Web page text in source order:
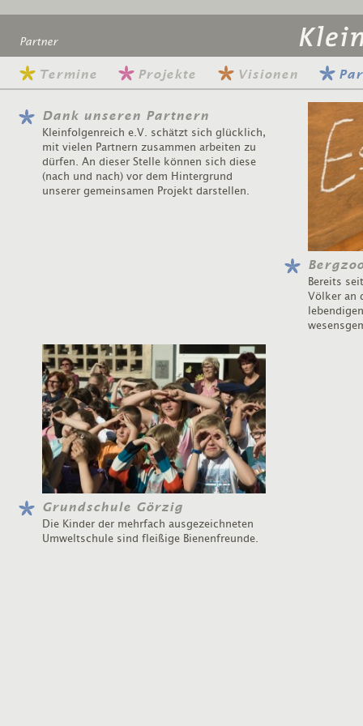
Partner
Termine Projekte Visionen
Dank unseren Partnern
Kleinfolgenreich e.V. schätzt sich glücklich,
mit vielen Partnern zusammen arbeiten zu
dürfen. An dieser Stelle können sich diese
(nach und nach) vor dem Hintergrund
unserer gemeinsamen Projekt darstellen.
Bereits
Völker an
Grundschule Görzig
Die Kinder der mehrfach ausgezeichneten
Umweltschule sind fleißige Bienenfreunde.